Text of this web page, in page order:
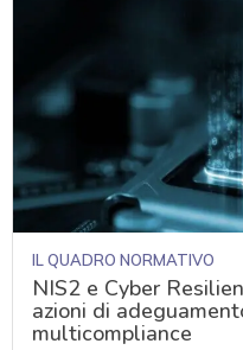
IL QUADRO NORMATIVO
NIS2 e Cyber
azioni di
multicompliance